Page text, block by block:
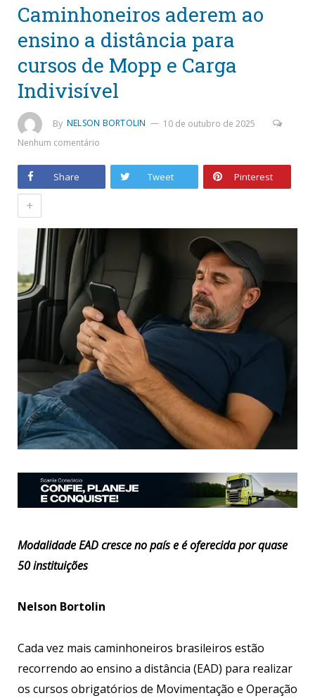
Caminhoneiros aderem ao
ensino a distância para
cursos de Mopp e Carga
Indivisível
By NELSON BORTOLIN
10 de outubro de 2025
Nenhum comentário
Share Tweet Pinterest
+
Modalidade EAD cresce no país e é oferecida por quase
50 instituições
Nelson Bortolin
Cada vez mais caminhoneiros brasileiros estão
recorrendo ao ensino a distância (EAD) para realizar
os cursos obrigatórios de Movimentação e Operação